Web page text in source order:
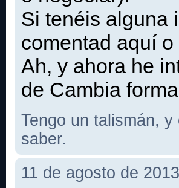
Si tenéis alguna
comentad aquí
Ah, y ahora he
de Cambia
Tengo un talismán,
saber.
11 de agosto de